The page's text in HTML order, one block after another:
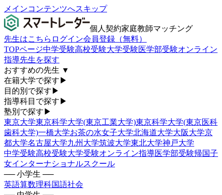
メインコンテンツへスキップ
個人契約家庭教師マッチング
先生はこちら ログイン会員登録（無料）
TOPページ中学受験高校受験大学受験医学部受験オンライン
指導先生を探す
おすすめの先生 ▼
在籍大学で探す ▶
目的別で探す ▶
指導科目で探す ▶
塾別で探す ▶
東京大学東京科学大学(東京工業大学)東京科学大学(東京医科
歯科大学)一橋大学お茶の水女子大学北海道大学大阪大学京
都大学名古屋大学九州大学筑波大学東北大学神戸大学
中学受験高校受験大学受験オンライン指導医学部受験帰国子
女インターナショナルスクール
── 小学生 ──
英語算数理科国語社会